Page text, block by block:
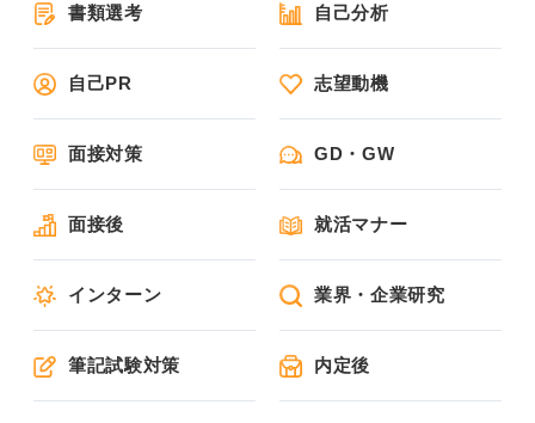
書類選考 自己分析
自己PR 志望動機
面接対策 GD・GW
面接後 就活マナー
インターン 業界・企業研究
筆記試験対策 内定後